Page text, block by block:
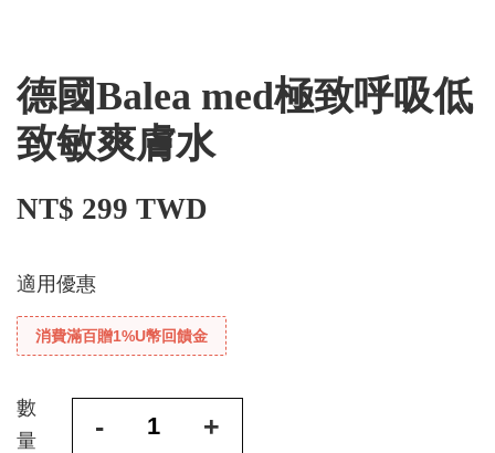
德國Balea med極致呼吸低
致敏爽膚水
NT$ 299 TWD
適用優惠
消費滿百贈1%U幣回饋金
數
量
- +